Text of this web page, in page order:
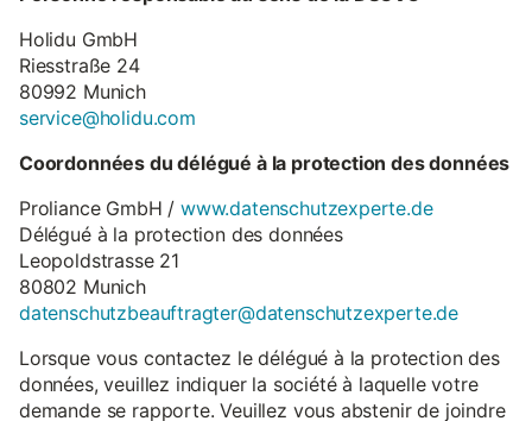
Holidu GmbH
Riesstraße 24
80992 Munich
service@holidu.com
Coordonnées du délégué à la protection des données
Proliance GmbH /www.datenschutzexperte.de
Délégué à la protection des données
Leopoldstrasse 21
80802 Munich
datenschutzbeauftragter@datenschutzexperte.de
Lorsque vous contactez le délégué à la protection des
données, veuillez indiquer la société à laquelle votre
demande se rapporte. Veuillez vous abstenir de joindre